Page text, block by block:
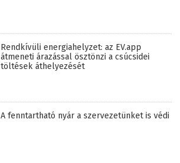
Rendkívüli energiahelyzet: az EV.app
átmeneti árazással ösztönzi a csúcsidei
töltések áthelyezését
A fenntartható nyár a szervezetünket is védi